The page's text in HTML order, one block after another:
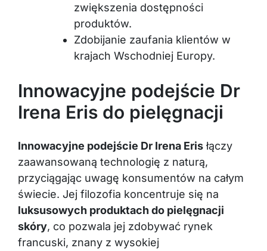
zwiększenia dostępności
produktów.
Zdobijanie zaufania klientów w
krajach Wschodniej Europy.
Innowacyjne podejście Dr
Irena Eris do pielęgnacji
Innowacyjne podejście Dr Irena Erisłączy
zaawansowaną technologię z naturą,
przyciągając uwagę konsumentów na całym
świecie. Jej filozofia koncentruje się na
luksusowych produktach do pielęgnacji
skóry, co pozwala jej zdobywać rynek
francuski, znany z wysokiej